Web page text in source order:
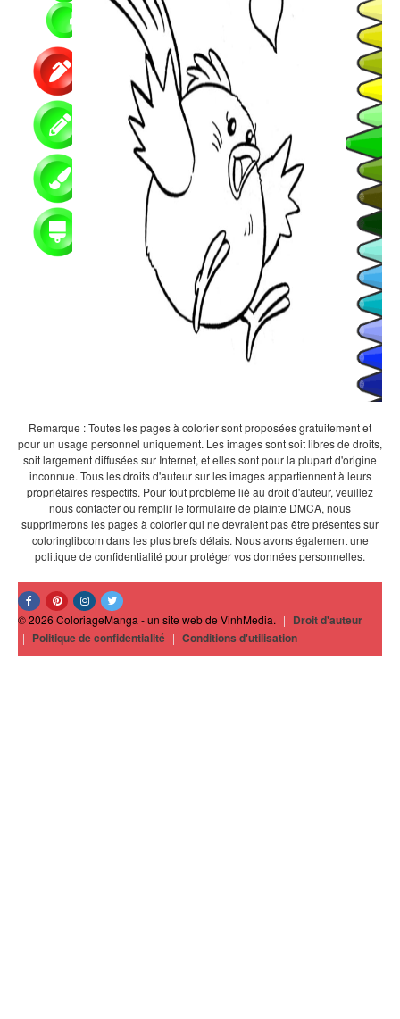
Remarque : Toutes les pages à colorier sont proposées gratuitement et
pour un usage personnel uniquement. Les images sont soit libres de droits,
soit largement diffusées sur Internet, et elles sont pour la plupart d'origine
inconnue. Tous les droits d'auteur sur les images appartiennent à leurs
propriétaires respectifs. Pour tout problème lié au droit d'auteur, veuillez
nous contacter ou remplir le formulaire de plainte DMCA, nous
supprimerons les pages à colorier qui ne devraient pas être présentes sur
coloringlibcom dans les plus brefs délais. Nous avons également une
politique de confidentialité pour protéger vos données personnelles.
© 2026 ColoriageManga - un site web de VinhMedia. | Droit d'auteur
| Politique de confidentialité | Conditions d'utilisation